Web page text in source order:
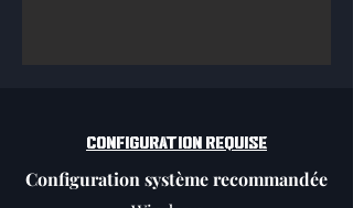
CONFIGURATION REQUISE
Configuration système recommandée